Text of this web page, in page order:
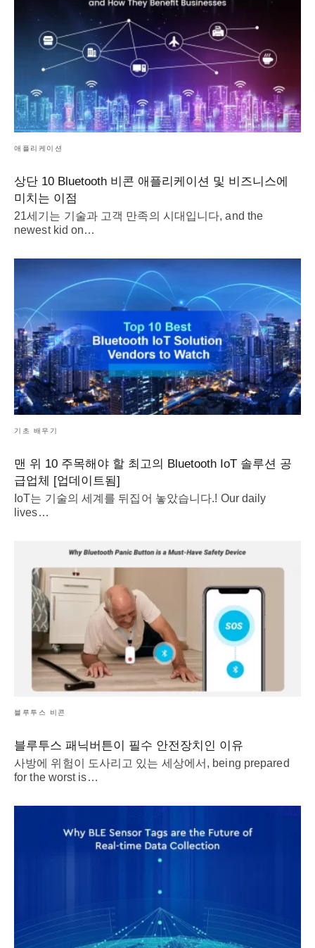
애플리케이션
상단 10 Bluetooth 비콘 애플리케이션 및 비즈니스에
미치는 이점
21세기는 기술과 고객 만족의 시대입니다,and the
newest kid on…
기초 배우기
맨 위 10 주목해야 할 최고의 Bluetooth IoT 솔루션 공
급업체 [업데이트됨]
IoT는 기술의 세계를 뒤집어 놓았습니다.! Our daily
lives…
블루투스 비콘
블루투스 패닉버튼이 필수 안전장치인 이유
사방에 위험이 도사리고 있는 세상에서, being prepared
for the worst is…